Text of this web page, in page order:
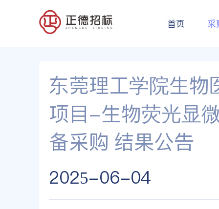
首页 采
东莞理工学院生
项目-生物荧光显
备采购 结果公告
2025-06-04